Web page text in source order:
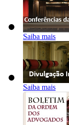
Saiba mais
Saiba mais